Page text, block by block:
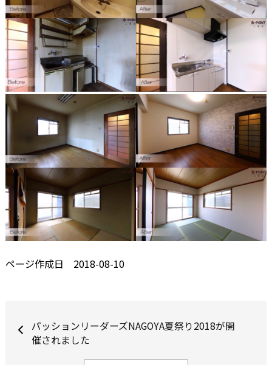
ページ作成日 2018-08-10
パッションリーダーズNAGOYA夏祭り2018が開
催されました